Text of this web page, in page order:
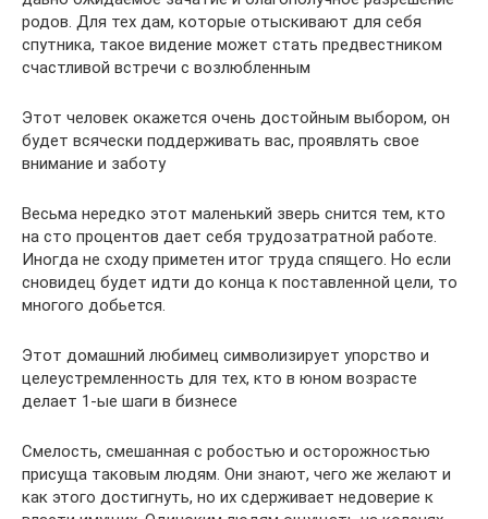
родов. Для тех дам, которые отыскивают для себя
спутника, такое видение может стать предвестником
счастливой встречи с возлюбленным
Этот человек окажется очень достойным выбором, он
будет всячески поддерживать вас, проявлять свое
внимание и заботу
Весьма нередко этот маленький зверь снится тем, кто
на сто процентов дает себя трудозатратной работе.
Иногда не сходу приметен итог труда спящего. Но если
сновидец будет идти до конца к поставленной цели, то
многого добьется.
Этот домашний любимец символизирует упорство и
целеустремленность для тех, кто в юном возрасте
делает 1-ые шаги в бизнесе
Смелость, смешанная с робостью и осторожностью
присуща таковым людям. Они знают, чего же желают и
как этого достигнуть, но их сдерживает недоверие к